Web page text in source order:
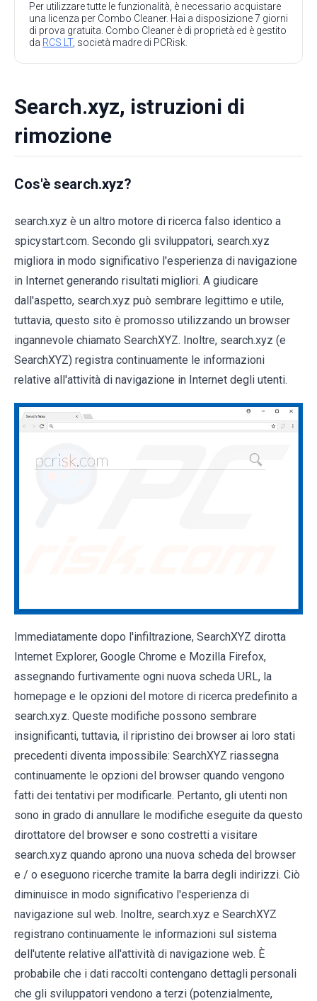
Per utilizzare tutte le funzionalità, è necessario acquistare
una licenza per Combo Cleaner. Hai a disposizione 7 giorni
di prova gratuita. Combo Cleaner è di proprietà ed è gestito
da RCS LT, società madre di PCRisk.
Search.xyz, istruzioni di
rimozione
Cos'è search.xyz?
search.xyz è un altro motore di ricerca falso identico a
spicystart.com. Secondo gli sviluppatori, search.xyz
migliora in modo significativo l'esperienza di navigazione
in Internet generando risultati migliori. A giudicare
dall'aspetto, search.xyz può sembrare legittimo e utile,
tuttavia, questo sito è promosso utilizzando un browser
ingannevole chiamato SearchXYZ. Inoltre, search.xyz (e
SearchXYZ) registra continuamente le informazioni
relative all'attività di navigazione in Internet degli utenti.
Immediatamente dopo l'infiltrazione, SearchXYZ dirotta
Internet Explorer, Google Chrome e Mozilla Firefox,
assegnando furtivamente ogni nuova scheda URL, la
homepage e le opzioni del motore di ricerca predefinito a
search.xyz. Queste modifiche possono sembrare
insignificanti, tuttavia, il ripristino dei browser ai loro stati
precedenti diventa impossibile: SearchXYZ riassegna
continuamente le opzioni del browser quando vengono
fatti dei tentativi per modificarle. Pertanto, gli utenti non
sono in grado di annullare le modifiche eseguite da questo
dirottatore del browser e sono costretti a visitare
search.xyz quando aprono una nuova scheda del browser
e / o eseguono ricerche tramite la barra degli indirizzi. Ciò
diminuisce in modo significativo l'esperienza di
navigazione sul web. Inoltre, search.xyz e SearchXYZ
registrano continuamente le informazioni sul sistema
dell'utente relative all'attività di navigazione web. È
probabile che i dati raccolti contengano dettagli personali
che gli sviluppatori vendono a terzi (potenzialmente,